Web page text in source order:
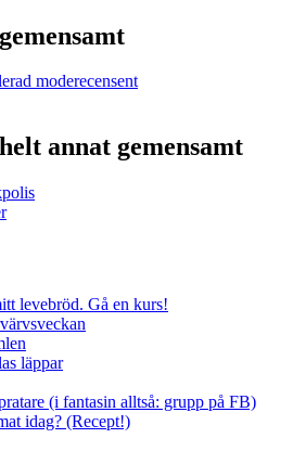
moderecensent
annat gemensamt
levebröd. Gå en kurs!
läppar
(i fantasin alltså: grupp på FB)
idag? (Recept!)